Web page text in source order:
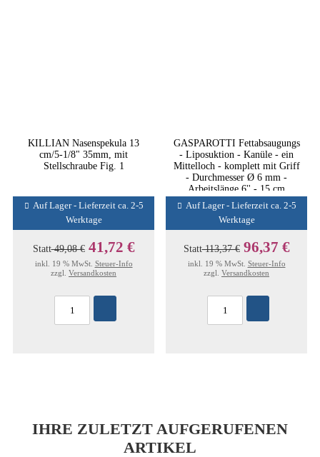
KILLIAN Nasenspekula 13
cm/5-1/8" 35mm, mit
Stellschraube Fig. 1
Auf Lager - Lieferzeit ca. 2-5
Werktage
Statt49,08 € 41,72 €
inkl. 19 % MwSt. Steuer-Info
zzgl. Versandkosten
GASPAROTTI Fettabsaugungs
- Liposuktion - Kanüle - ein
Mittelloch - komplett mit Griff
- Durchmesser Ø 6 mm -
Arbeitslänge 6'' - 15 cm
Auf Lager - Lieferzeit ca. 2-5
Werktage
Statt113,37 € 96,37 €
inkl. 19 % MwSt. Steuer-Info
zzgl. Versandkosten
IHRE ZULETZT AUFGERUFENEN
ARTIKEL